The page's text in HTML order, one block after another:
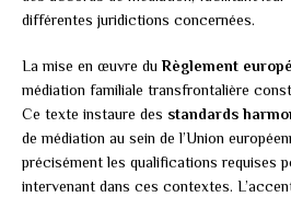
différentes juridictions concernées.
La mise en œuvre duRèglement
médiation familiale transfrontalière
Ce texte instaure des standards
de médiation au sein de l’Union
précisément les qualifications requises
intervenant dans ces contextes.